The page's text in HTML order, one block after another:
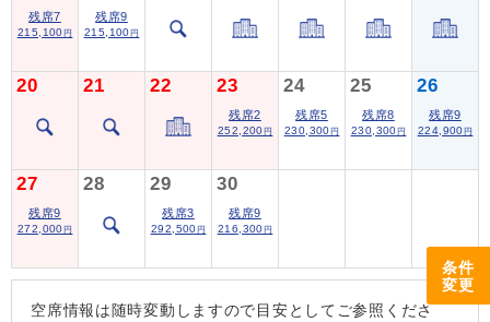
条件
変更
残席7
215,100 円
残席9
215,100 円
20 21 22 23
残席2
252,200 円
24
残席5
230,300 円
25
残席8
230,300 円
26
残席9
224,900 円
27
残席9
272,000 円
28 29
残席3
292,500 円
30
残席9
216,300 円
空席情報は随時変動しますので目安としてご参照くださ